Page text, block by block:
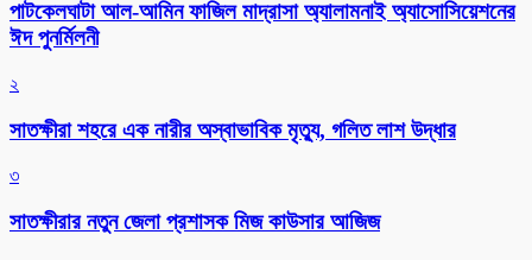
পাটকেলঘাটা আল-আমিন ফাজিল মাদ্রাসা অ্যালামনাই অ্যাসোসিয়েশনের
ঈদ পুনর্মিলনী
২
সাতক্ষীরা শহরে এক নারীর অস্বাভাবিক মৃত্যু, গলিত লাশ উদ্ধার
৩
সাতক্ষীরার নতুন জেলা প্রশাসক মিজ কাউসার আজিজ